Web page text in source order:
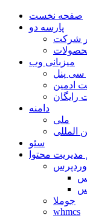
صفحه نخست
پارسه دو
شرکت
میزبانی وب
سی پنل
ادمین
رایگان
دامنه
ملی
المللی
سئو
محتوا
جوملا
whmcs